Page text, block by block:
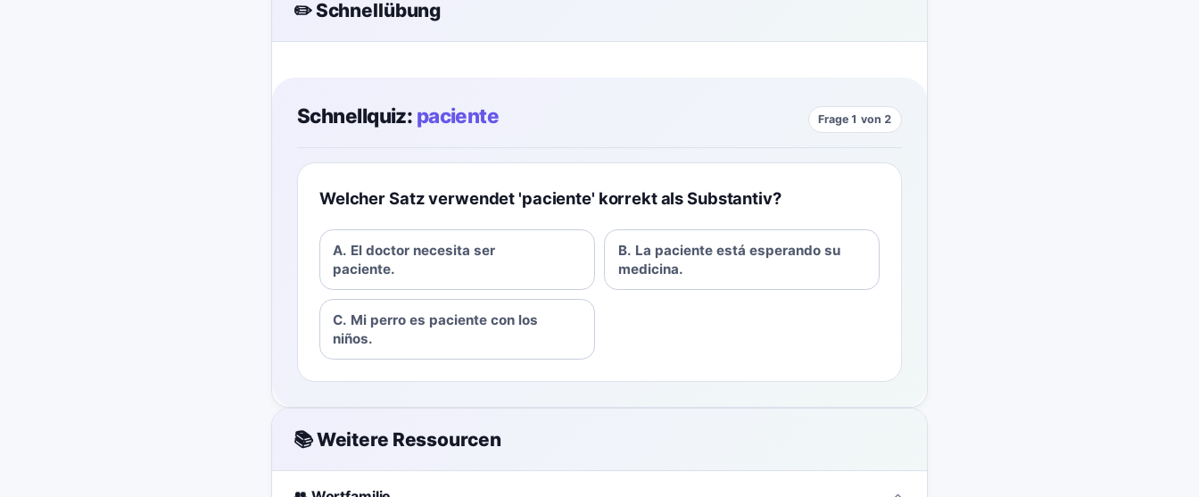
✏️ Schnellübung
Schnellquiz: paciente Frage 1 von 2
Welcher Satz verwendet 'paciente' korrekt als Substantiv?
A. El doctor necesita ser
paciente.
B. La paciente está esperando su
medicina.
C. Mi perro es paciente con los
niños.
📚 Weitere Ressourcen